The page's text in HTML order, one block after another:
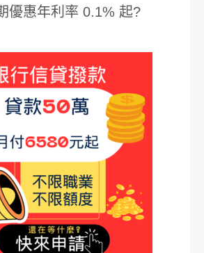
優惠年利率 0.1% 起?